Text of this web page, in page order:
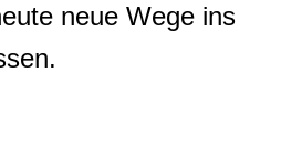
neue Wege ins